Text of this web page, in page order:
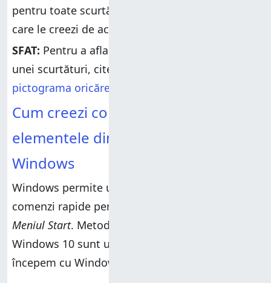
pentru toate scurtăturile către paginile web pe
care le creezi de acum înainte.
SFAT: Pentru a afla cum să schimbi pictograma
unei scurtături, citește
pictograma oricărei scurtături în Windows
Cum creezi comenzi rapide către
elementele din meniul Start în
Windows
Windows permite utilizatorilor să creeze
comenzi rapide pentru elementele listate în
Meniul Start. Metodele pentru Windows 11 și
Windows 10 sunt ușor diferite, așa că să
începem cu Windows 11.